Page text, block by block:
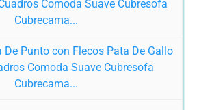
Punto con Flecos Pata De Gallo
Comoda Suave Cubresofa
Cubrecama...